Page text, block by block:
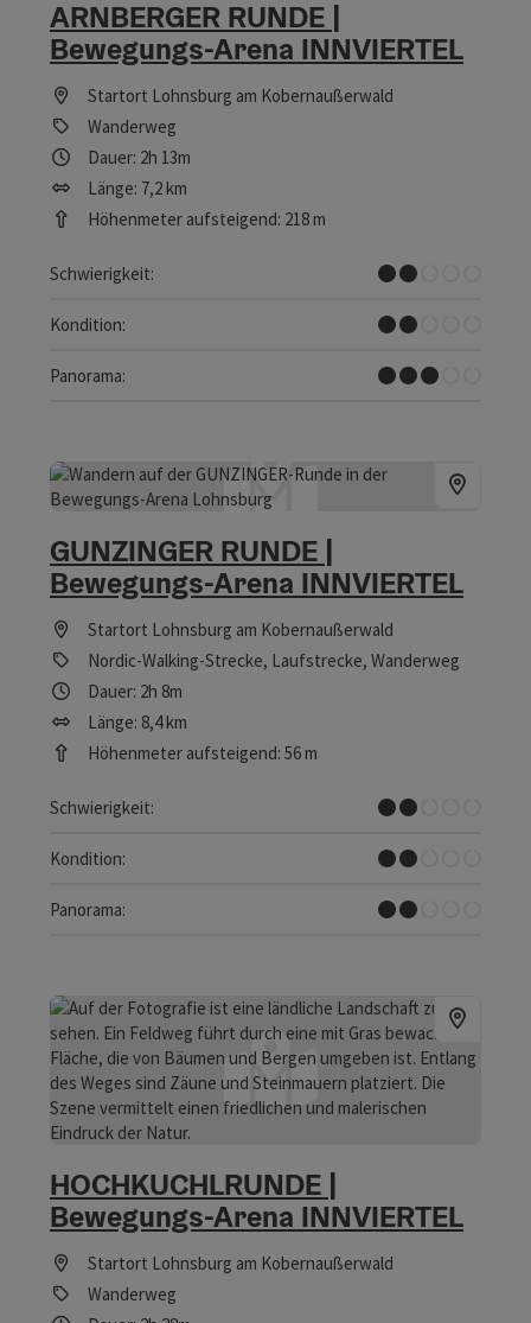
ARNBERGER RUNDE |
Bewegungs-Arena INNVIERTEL
Startort Lohnsburg am Kobernaußerwald
Wanderweg
Dauer: 2h 13m
Länge: 7,2 km
Höhenmeter aufsteigend: 218 m
Schwierigkeit:
Leicht
Kondition:
Leicht
Panorama:
Einige Ausblicke
GUNZINGER RUNDE |
Bewegungs-Arena INNVIERTEL
Startort Lohnsburg am Kobernaußerwald
Nordic-Walking-Strecke, Laufstrecke, Wanderweg
Dauer: 2h 8m
Länge: 8,4 km
Höhenmeter aufsteigend: 56 m
Schwierigkeit:
Leicht
Kondition:
Leicht
Panorama:
Einzelne Ausblicke
HOCHKUCHLRUNDE |
Bewegungs-Arena INNVIERTEL
Startort Lohnsburg am Kobernaußerwald
Wanderweg